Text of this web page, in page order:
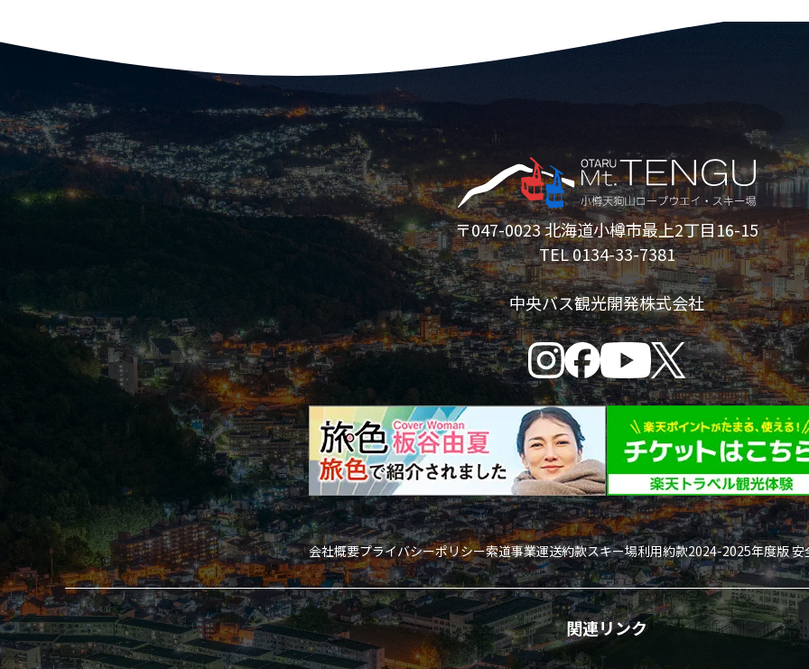
〒047-0023 北海道小樽市最上2丁目16-15
TEL 0134-33-7381
中央バス観光開発株式会社
会社概要プライバシーポリシー索道事業運送約款スキー場利用約款2024-2025年度版 安
関連リンク